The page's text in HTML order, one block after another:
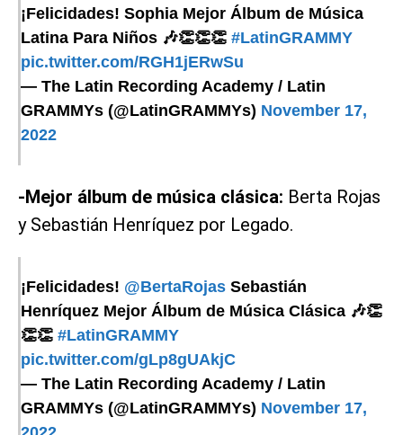
¡Felicidades! Sophia Mejor Álbum de Música
Latina Para Niños 🎶👏👏👏 #LatinGRAMMY
pic.twitter.com/RGH1jERwSu
— The Latin Recording Academy / Latin
GRAMMYs (@LatinGRAMMYs) November 17,
2022
-Mejor álbum de música clásica: Berta Rojas
y Sebastián Henríquez por Legado.
¡Felicidades! @BertaRojas Sebastián
Henríquez Mejor Álbum de Música Clásica 🎶👏
👏👏 #LatinGRAMMY
pic.twitter.com/gLp8gUAkjC
— The Latin Recording Academy / Latin
GRAMMYs (@LatinGRAMMYs) November 17,